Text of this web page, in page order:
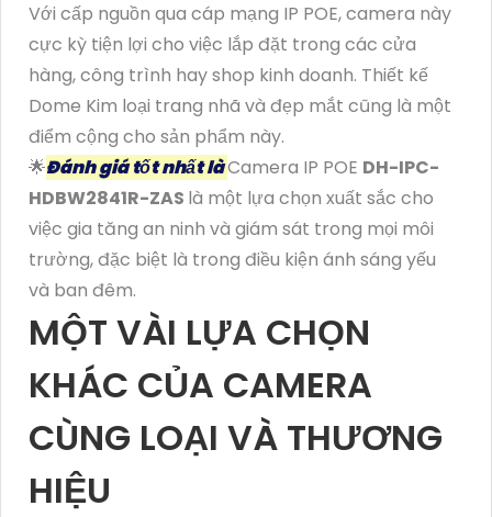
Với cấp nguồn qua cáp mạng IP POE, camera này
cực kỳ tiện lợi cho việc lắp đặt trong các cửa
hàng, công trình hay shop kinh doanh. Thiết kế
Dome Kim loại trang nhã và đẹp mắt cũng là một
điểm cộng cho sản phẩm này.
🌟Đánh giá tốt nhất làCamera IP POE DH-IPC-
HDBW2841R-ZAS là một lựa chọn xuất sắc cho
việc gia tăng an ninh và giám sát trong mọi môi
trường, đặc biệt là trong điều kiện ánh sáng yếu
và ban đêm.
MỘT VÀI LỰA CHỌN
KHÁC CỦA CAMERA
CÙNG LOẠI VÀ THƯƠNG
HIỆU